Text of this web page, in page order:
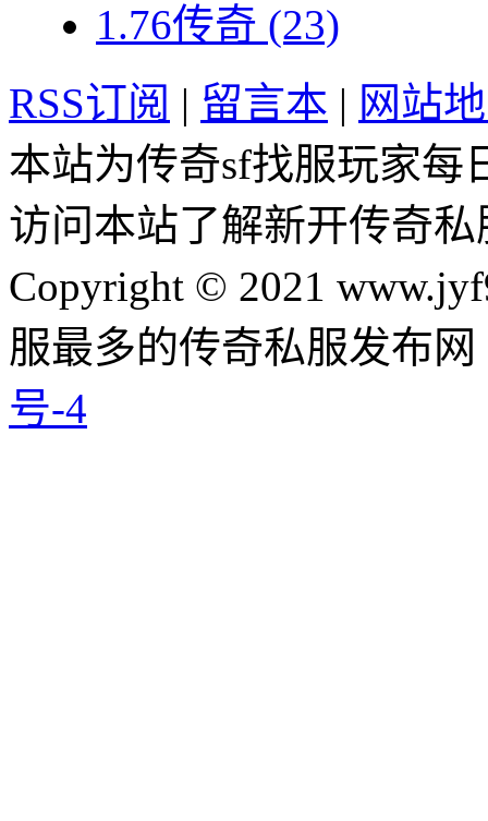
1.76传奇 (23)
RSS订阅 | 留言本 | 网站
本站为传奇sf找服玩家每
访问本站了解新开传奇
Copyright © 2021
服最多的传奇私服发布
号-4